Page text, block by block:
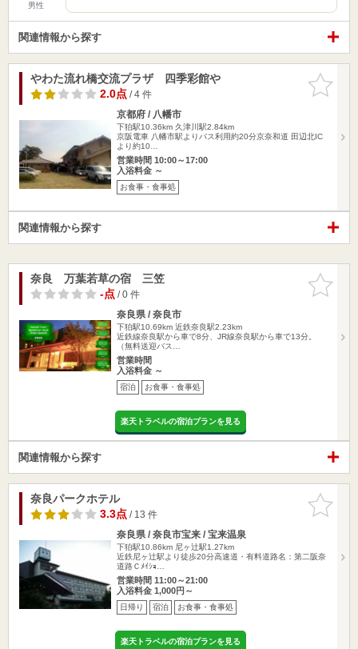
男性
関連情報から探す
お気に入
りに追加
やわた流れ橋交流プラザ 四季彩館や
2.0点/ 4 件
京都府 / 八幡市
下狛駅10.36km 久津川駅2.84km
京阪電車 八幡市駅よりバス利用約20分京奈和道 田辺北IC
より約10…
営業時間 10:00～17:00
入浴料金 ～
お食事・食事処
関連情報から探す
お気に入
りに追加
奈良 万葉若草の宿 三笠
-点/ 0 件
奈良県 / 奈良市
下狛駅10.69km 近鉄奈良駅2.23km
近鉄線奈良駅から車で8分、JR線奈良駅から車で13分。
（無料送迎バス…
営業時間
入浴料金 ～
宿泊 お食事・食事処
楽天トラベルの宿泊プランを見る
関連情報から探す
お気に入
りに追加
奈良パークホテル
3.3点/ 13 件
奈良県 / 奈良市宝来 / 宝来温泉
下狛駅10.86km 尼ヶ辻駅1.27km
近鉄尼ヶ辻駅より徒歩20分高速道・有料道路名：第二阪奈
道路Ｃﾒｲｼｮ…
営業時間 11:00～21:00
入浴料金 1,000円～
日帰り 宿泊 お食事・食事処
楽天トラベルの宿泊プランを見る